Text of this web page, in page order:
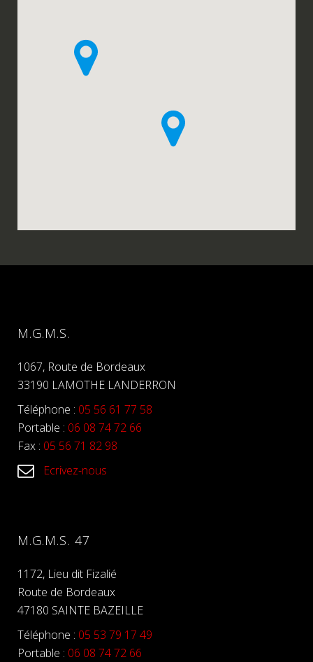
M.G.M.S.
1067, Route de Bordeaux
33190 LAMOTHE LANDERRON
Téléphone : 05 56 61 77 58
Portable : 06 08 74 72 66
Fax : 05 56 71 82 98
Ecrivez-nous
M.G.M.S. 47
1172, Lieu dit Fizalié
Route de Bordeaux
47180 SAINTE BAZEILLE
Téléphone : 05 53 79 17 49
Portable : 06 08 74 72 66